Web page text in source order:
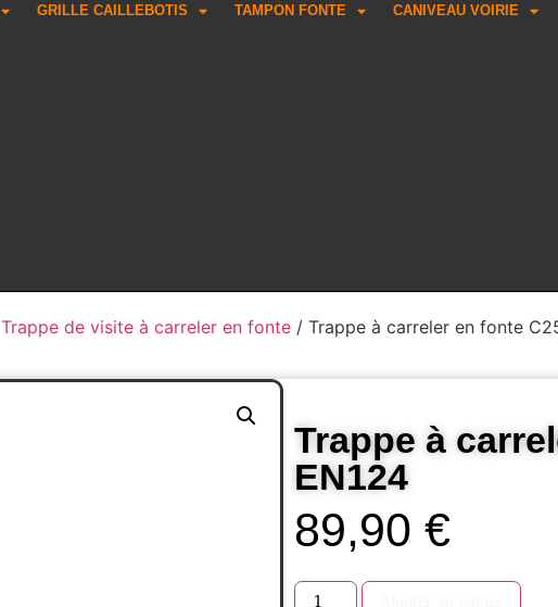
GRILLE CAILLEBOTIS TAMPON FONTE CANIVEAU VOIRIE
Trappe de visite à carreler en fonte / Trappe à carreler en fonte
Trappe à
EN124
89,90 €